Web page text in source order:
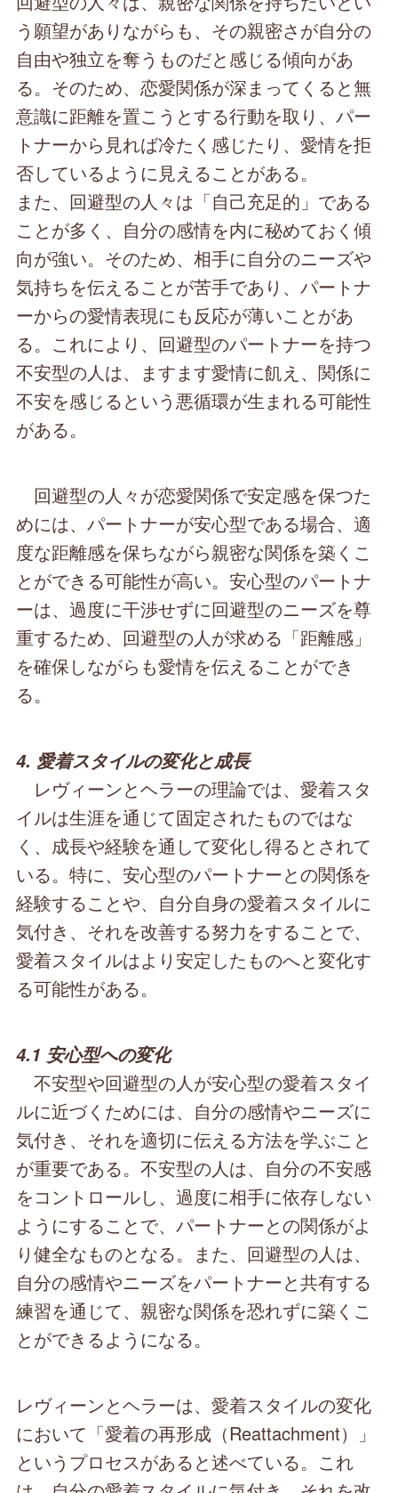
う願望がありながらも、その親密さが自分の
自由や独立を奪うものだと感じる傾向があ
る。そのため、恋愛関係が深まってくると無
意識に距離を置こうとする行動を取り、パー
トナーから見れば冷たく感じたり、愛情を拒
否しているように見えることがある。
また、回避型の人々は「自己充足的」である
ことが多く、自分の感情を内に秘めておく傾
向が強い。そのため、相手に自分のニーズや
気持ちを伝えることが苦手であり、パートナ
ーからの愛情表現にも反応が薄いことがあ
る。これにより、回避型のパートナーを持つ
不安型の人は、ますます愛情に飢え、関係に
不安を感じるという悪循環が生まれる可能性
がある。
回避型の人々が恋愛関係で安定感を保つた
めには、パートナーが安心型である場合、適
度な距離感を保ちながら親密な関係を築くこ
とができる可能性が高い。安心型のパートナ
ーは、過度に干渉せずに回避型のニーズを尊
重するため、回避型の人が求める「距離感」
を確保しながらも愛情を伝えることができ
る。
4. 愛着スタイルの変化と成長
レヴィーンとヘラーの理論では、愛着スタ
イルは生涯を通じて固定されたものではな
く、成長や経験を通して変化し得るとされて
いる。特に、安心型のパートナーとの関係を
経験することや、自分自身の愛着スタイルに
気付き、それを改善する努力をすることで、
愛着スタイルはより安定したものへと変化す
る可能性がある。
4.1 安心型への変化
不安型や回避型の人が安心型の愛着スタイ
ルに近づくためには、自分の感情やニーズに
気付き、それを適切に伝える方法を学ぶこと
が重要である。不安型の人は、自分の不安感
をコントロールし、過度に相手に依存しない
ようにすることで、パートナーとの関係がよ
り健全なものとなる。また、回避型の人は、
自分の感情やニーズをパートナーと共有する
練習を通じて、親密な関係を恐れずに築くこ
とができるようになる。
レヴィーンとヘラーは、愛着スタイルの変化
において「愛着の再形成（Reattachment）」
というプロセスがあると述べている。これ